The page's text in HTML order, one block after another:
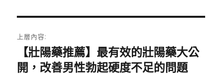
章
導
上層內容:
【壯陽藥推薦】最有效的壯陽藥大公
開，改善男性勃起硬度不足的問題